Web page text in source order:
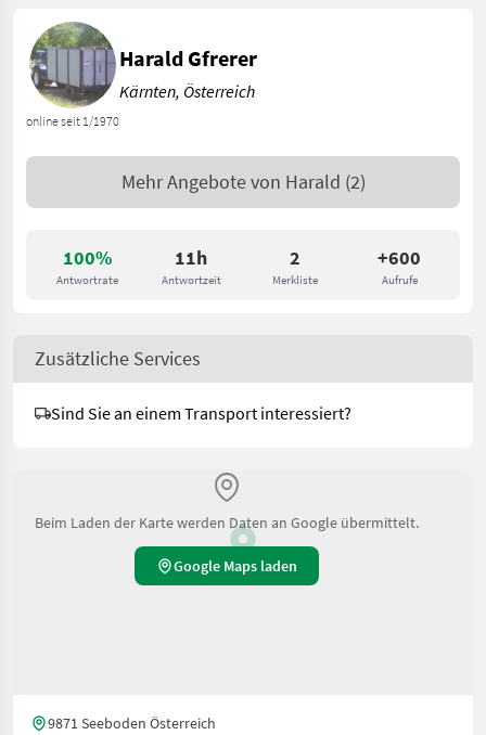
100%
Antwortrate
11h
Antwortzeit
2
Merkliste
+600
Aufrufe
online seit 1/1970
Harald Gfrerer
Kärnten, Österreich
Mehr Angebote von Harald (2)
Zusätzliche Services
Sind Sie an einem Transport interessiert?
Beim Laden der Karte werden Daten an Google übermittelt.
Google Maps laden
9871 Seeboden Österreich